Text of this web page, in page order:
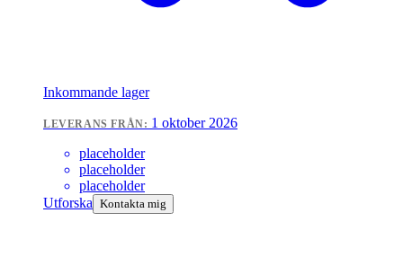
Inkommande lager
LEVERANS FRÅN: 1 oktober 2026
placeholder
placeholder
placeholder
Utforska Kontakta mig